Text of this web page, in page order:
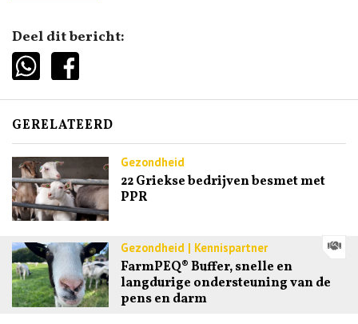
Deel dit bericht:
GERELATEERD
Gezondheid
22 Griekse bedrijven besmet met
PPR
Gezondheid | Kennispartner
FarmPEQ® Buffer, snelle en
langdurige ondersteuning van de
pens en darm